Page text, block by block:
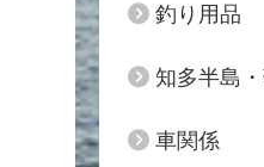
釣り用品
知多半島
車関係